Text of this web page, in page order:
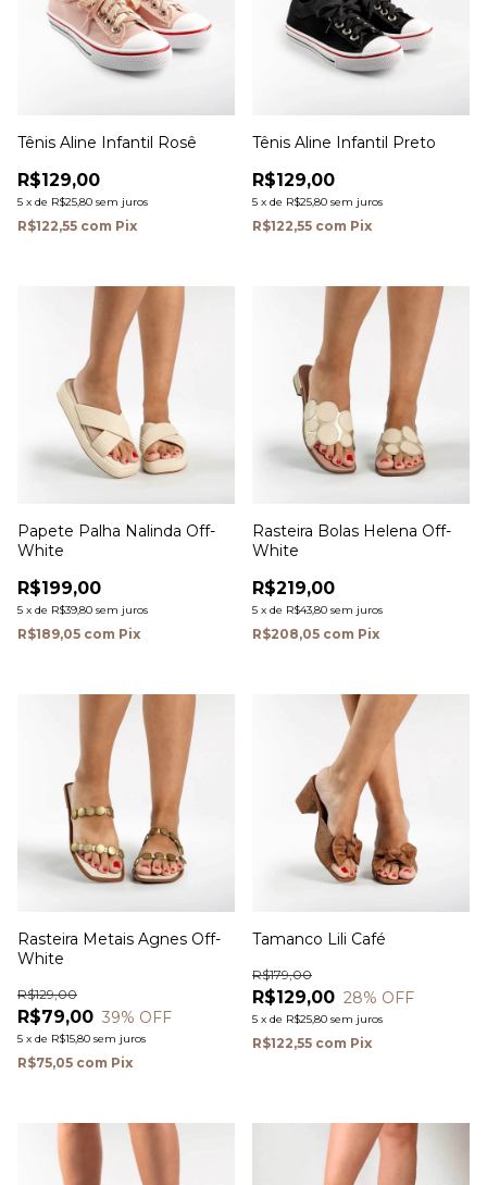
Tênis Aline Infantil Rosê
R$129,00
5 x de R$25,80 sem juros
R$122,55 com Pix
Tênis Aline Infantil Preto
R$129,00
5 x de R$25,80 sem juros
R$122,55 com Pix
Papete Palha Nalinda Off-
White
R$199,00
5 x de R$39,80 sem juros
R$189,05 com Pix
Rasteira Bolas Helena Off-
White
R$219,00
5 x de R$43,80 sem juros
R$208,05 com Pix
Rasteira Metais Agnes Off-
White
R$79,00
R$129,00
39% OFF
5 x de R$15,80 sem juros
R$75,05 com Pix
Tamanco Lili Café
R$129,00
R$179,00
28% OFF
5 x de R$25,80 sem juros
R$122,55 com Pix